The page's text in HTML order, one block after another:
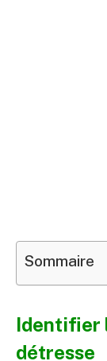
Sommaire
Identifier
détresse